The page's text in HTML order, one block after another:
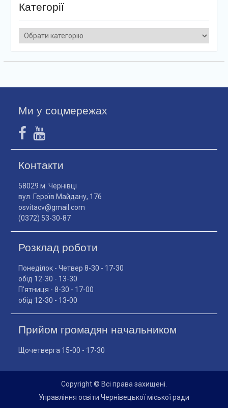
Категорії
Категорії
Ми у соцмережах
Контакти
58029 м. Чернівці
вул. Героїв Майдану, 176
osvitacv@gmail.com
(0372) 53-30-87
Розклад роботи
Понеділок - Четвер 8-30 - 17-30
обід 12-30 - 13-30
П'ятниця - 8-30 - 17-00
обід 12-30 - 13-00
Прийом громадян начальником
Щочетверга 15-00 - 17-30
Copyright © Всі права захищені.
Управління освіти Чернівецької міської ради